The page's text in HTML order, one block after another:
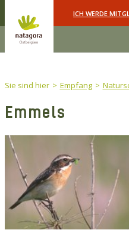
ICH WERDE
You are here:
Sie sind hier Empfang
Emmels